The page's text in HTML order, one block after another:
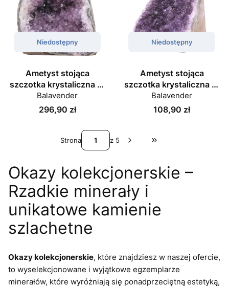
Niedostępny
Ametyst stojąca
szczotka krystaliczna nr
013
Balavender
Cena
296,90 zł
Niedostępny
Ametyst stojąca
szczotka krystaliczna nr
014
Balavender
Cena
108,90 zł
Strona z 5
Przejdź do ostatniej
Okazy kolekcjonerskie –
Rzadkie minerały i
unikatowe kamienie
szlachetne
Okazy kolekcjonerskie, które znajdziesz w naszej ofercie,
to wyselekcjonowane i wyjątkowe egzemplarze
minerałów, które wyróżniają się ponadprzeciętną estetyką,